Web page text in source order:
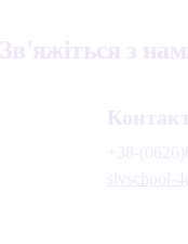
Зв'яжіться з
+38-
slvschool-